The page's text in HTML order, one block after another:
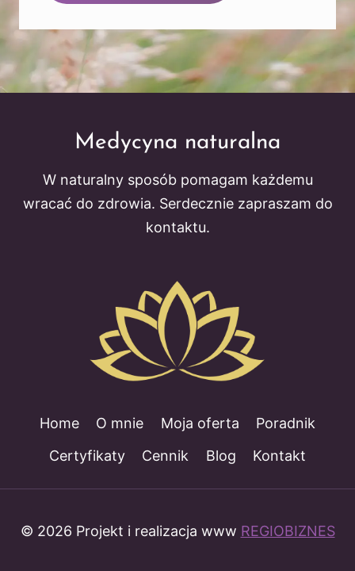
Medycyna naturalna
W naturalny sposób pomagam każdemu
wracać do zdrowia. Serdecznie zapraszam do
kontaktu.
Home O mnie Moja oferta
Poradnik
Certyfikaty
Cennik Blog Kontakt
© 2026 Projekt i realizacja www REGIOBIZNES